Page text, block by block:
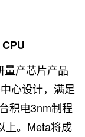
量产芯片产品
心设计，满足
积电3nm制程
上。Meta将成